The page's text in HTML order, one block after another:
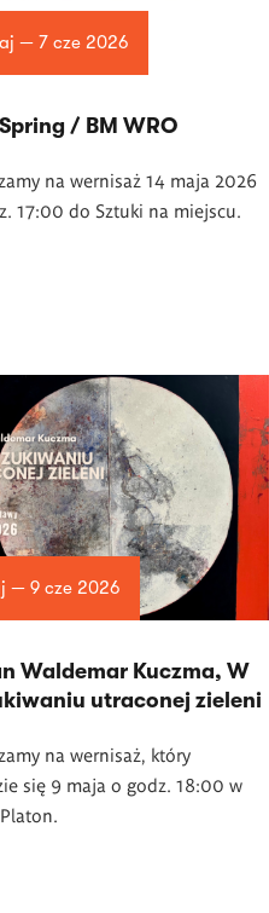
— 7 cze 2026
/ BM WRO
na wernisaż 14 maja 2026
17:00 do Sztuki na miejscu.
— 9 cze 2026
Waldemar Kuczma, W
utraconej zieleni
na wernisaż, który
się 9 maja o godz. 18:00 w